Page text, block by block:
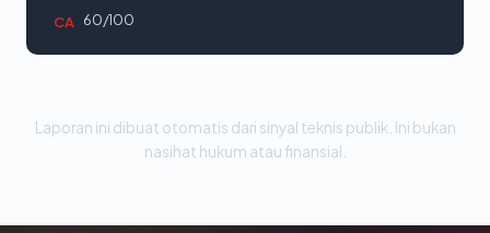
CA 60/100
Laporan ini dibuat otomatis dari sinyal teknis publik. Ini bukan
nasihat hukum atau finansial.